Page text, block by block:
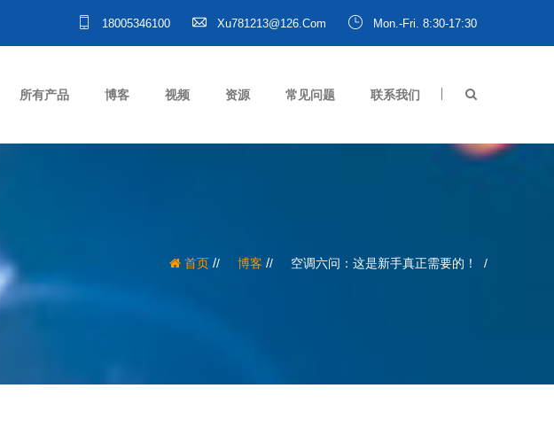
18005346100 Xu781213@126.com Mon.-Fri. 8:30-17:30
所有产品 博客 视频 资源 常见问题 联系我们
首页 / 博客 / 空调六问：这是新手真正需要的！